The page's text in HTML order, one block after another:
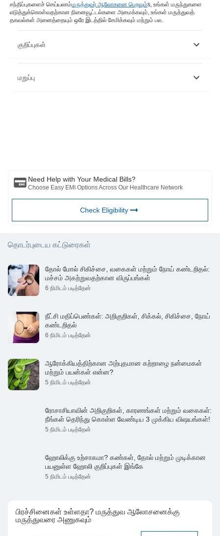
சந்திப்புகளைச் செய்யலாம்மருத்துவர் ஆலோசனை பெறவும்s, உங்கள் மருந்துகளை
எடுத்துக்கொள்வதற்கான நினைவூட்டல்களை அமைக்கவும், உங்கள் மருத்துவத்
தகவல்கள் அனைத்தையும் ஒரே இடத்தில் சேமிக்கவும் மற்றும் பல.
குறிப்புகள்
மறுப்பு
தகவலுக்கும் அல்லது மூன்றாம் தரப்பினரால் வழங்கப்படும் சேவைகள்
Need Help with Your Medical Bills?
Choose Easy EMI Options Across Our Healthcare Network
Check Eligibility
தொடர்புடைய கட்டுரைகள்
தோல் மோல் சிகிச்சை, வகைகள் மற்றும் நோய் கண்டறிதல்:
மச்சம் அகற்றுவதற்கான விருப்பங்கள்
6 நிமிடம் படித்தேன்
நீட்சி மதிப்பெண்கள்: அறிகுறிகள், சிக்கல், சிகிச்சை, நோய்
கண்டறிதல்
6 நிமிடம் படித்தேன்
ஆரோக்கியத்திற்கான அற்புதமான கற்றாழை நன்மைகள்
மற்றும் பயன்கள் என்ன?
5 நிமிடம் படித்தேன்
ரோசாசியாவின் அறிகுறிகள், காரணங்கள் மற்றும் வகைகள்:
நீங்கள் தெரிந்து கொள்ள வேண்டிய 3 முக்கிய விஷயங்கள்!
5 நிமிடம் படித்தேன்
ஹோலிக்கு உற்சாகமா? கண்கள், தோல் மற்றும் முடிக்கான
பயனுள்ள ஹோலி குறிப்புகள் இங்கே
5 நிமிடம் படித்தேன்
பிரச்சினைகள் உள்ளதா? மருத்துவ ஆலோசனைக்கு
மருத்துவரை அணுகவும்